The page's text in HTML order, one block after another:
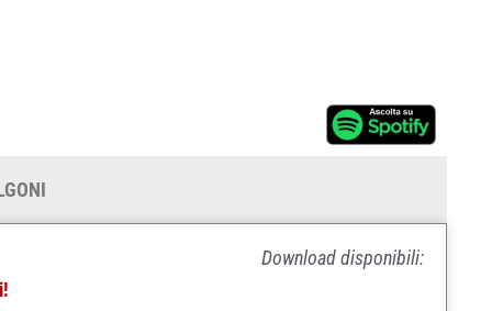
Download disponibili: